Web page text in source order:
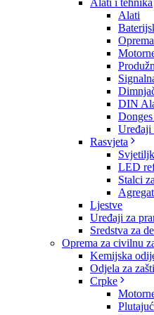
Alati i tehnika
Alati
DIN
Uređaji
Rasvjeta
LED
Stalci
Ljestve
Uređaji za
Sredstva za
Oprema za civilnu
Kemijska
Odjela za
Crpke